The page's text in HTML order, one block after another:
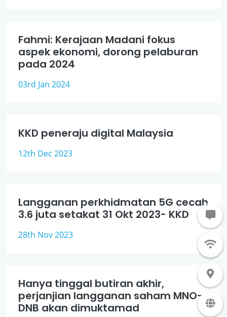
Fahmi: Kerajaan Madani fokus
aspek ekonomi, dorong pelaburan
pada 2024
03rd Jan 2024
KKD peneraju digital Malaysia
12th Dec 2023
Langganan perkhidmatan 5G cecah
3.6 juta setakat 31 Okt 2023- KKD
28th Nov 2023
Hanya tinggal butiran akhir,
perjanjian langganan saham MNO-
DNB akan dimuktamad